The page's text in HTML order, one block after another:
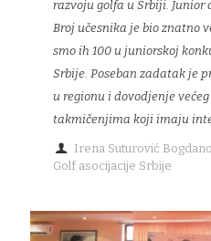
razvoju golfa u Srbiji. Junior
Broj učesnika je bio znatno
smo ih 100 u juniorskoj
Srbije. Poseban zadatak je
u regionu i dovodjenje
takmičenjima koji imaju
Irena Suturović
Golf asocijacije Srbije